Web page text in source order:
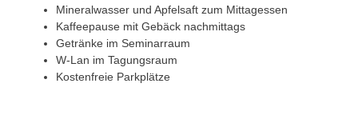
Mineralwasser und Apfelsaft zum Mittagessen
Kaffeepause mit Gebäck nachmittags
Getränke im Seminarraum
W-Lan im Tagungsraum
Kostenfreie Parkplätze